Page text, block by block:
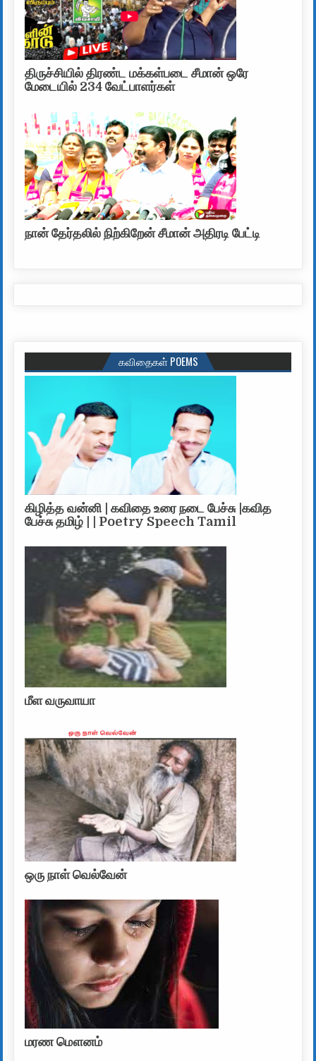
திருச்சியில் திரண்ட மக்கள்படை சீமான் ஒரே
மேடையில் 234 வேட்பாளர்கள்
நான் தேர்தலில் நிற்கிறேன் சீமான் அதிரடி பேட்டி
கவிதைகள் POEMS
கிழித்த வன்னி | கவிதை உரை நடை பேச்சு |கவித
பேச்சு தமிழ் | | Poetry Speech Tamil
மீள வருவாயா
ஒரு நாள் வெல்வேன்
மரண மௌனம்